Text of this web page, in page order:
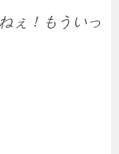
ぇ！もういっ